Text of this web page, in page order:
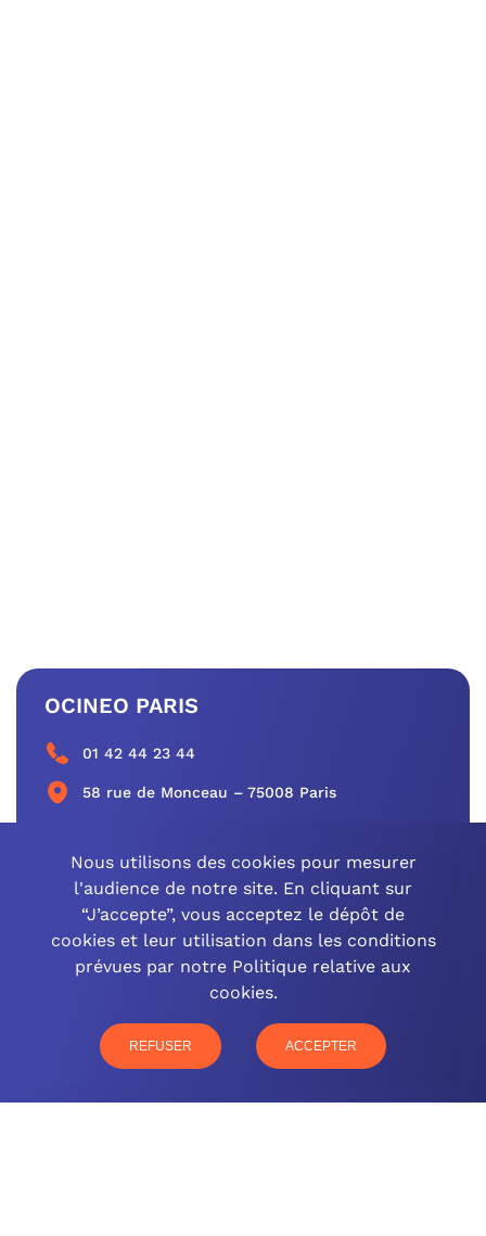
OCINEO PARIS
01 42 44 23 44
58 rue de Monceau – 75008 Paris
CONTACTEZ-NOUS
OCINEO GRAND EST
77 rue Paul Douce – 51480 Damery
CONTACTEZ-NOUS
Nous utilisons des cookies pour mesurer
l'audience de notre site. En cliquant sur
“J’accepte”, vous acceptez le dépôt de
cookies et leur utilisation dans les conditions
prévues par notre Politique relative aux
cookies.
REFUSER ACCEPTER